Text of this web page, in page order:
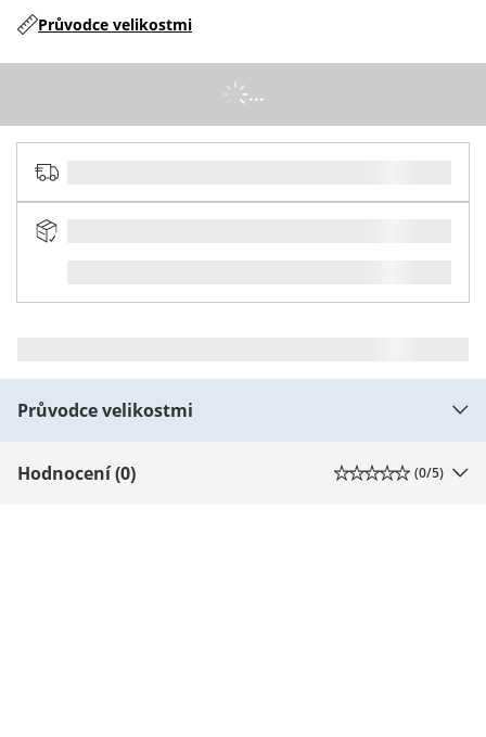
Průvodce velikostmi
...
Průvodce velikostmi
Hodnocení (0) (0/5)